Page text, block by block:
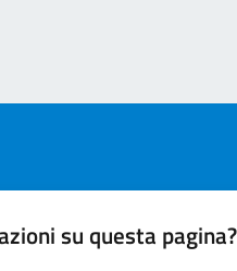
su questa pagina?